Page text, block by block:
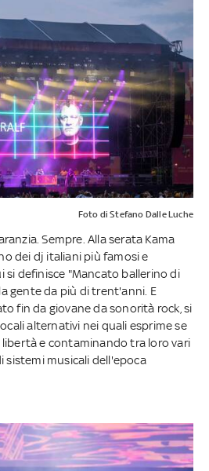
Foto di Stefano Dalle Luche
Sempre. Alla serata Kama
dei dj italiani più famosi e
si definisce "Mancato ballerino di
gente da più di trent'anni. E
fin da giovane da sonorità rock, si
alternativi nei quali esprime se
e contaminando tra loro vari
sistemi musicali dell'epoca